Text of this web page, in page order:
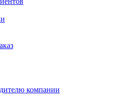
компании